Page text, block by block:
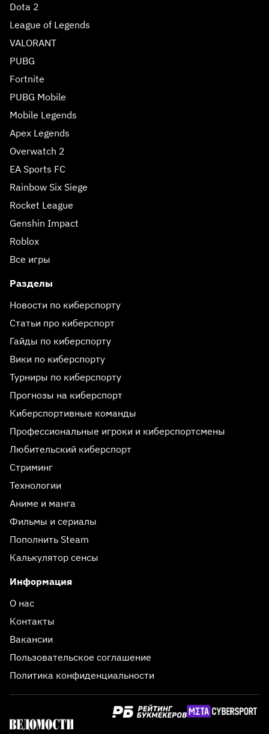
Dota 2
League of Legends
VALORANT
PUBG
Fortnite
PUBG Mobile
Mobile Legends
Apex Legends
Overwatch 2
EA Sports FC
Rainbow Six Siege
Rocket League
Genshin Impact
Roblox
Все игры
Разделы
Новости по киберспорту
Статьи про киберспорт
Гайды по киберспорту
Вики по киберспорту
Турниры по киберспорту
Прогнозы на киберспорт
Киберспортивные команды
Профессиональные игроки и киберспортсмены
Любительский киберспорт
Стриминг
Технологии
Аниме и манга
Фильмы и сериалы
Пополнить Steam
Калькулятор сенсы
Информация
О нас
Контакты
Вакансии
Пользовательское соглашение
Политика конфиденциальности